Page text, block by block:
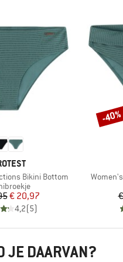
Bikini Bottom
Prijs
Verlaagde prijs
€ 20,97
4,2(5)
Artikel
-40%
JE DAARVAN?